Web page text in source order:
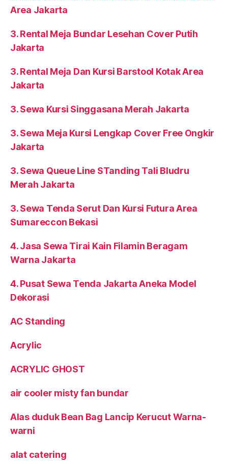
Area Jakarta
3. Rental Meja Bundar Lesehan Cover Putih
Jakarta
3. Rental Meja Dan Kursi Barstool Kotak Area
Jakarta
3. Sewa Kursi Singgasana Merah Jakarta
3. Sewa Meja Kursi Lengkap Cover Free Ongkir
Jakarta
3. Sewa Queue Line STanding Tali Bludru
Merah Jakarta
3. Sewa Tenda Serut Dan Kursi Futura Area
Sumareccon Bekasi
4. Jasa Sewa Tirai Kain Filamin Beragam
Warna Jakarta
4. Pusat Sewa Tenda Jakarta Aneka Model
Dekorasi
AC Standing
Acrylic
ACRYLIC GHOST
air cooler misty fan bundar
Alas duduk Bean Bag Lancip Kerucut Warna-
warni
alat catering